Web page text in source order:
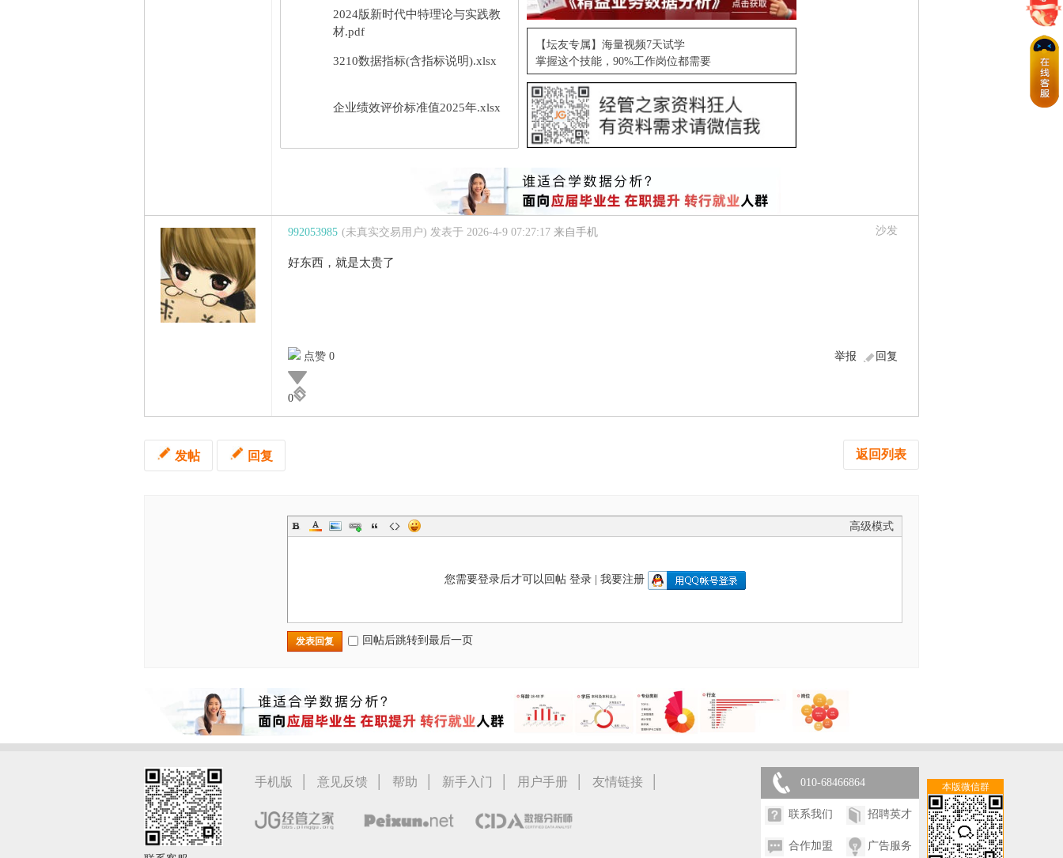
2024版新时代中特理论与实践教
材.pdf
3210数据指标(含指标说明).xlsx
企业绩效评价标准值2025年.xlsx
【坛友专属】海量视频7天试学
掌握这个技能，90%工作岗位都需要
沙发
992053985 (未真实交易用户) 发表于 2026-4-9 07:27:17 来自手机
好东西，就是太贵了
回复
举报
点赞 0
0
返回列表
发帖 回复
高级模式
您需要登录后才可以回帖 登录| 我要注册
发表回复 回帖后跳转到最后一页
本版微信群
手机版 | 意见反馈 | 帮助 | 新手入门 | 用户手册 | 友情链接 | 010-68466864
联系我们 招聘英才
合作加盟 广告服务